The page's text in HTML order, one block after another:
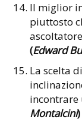
Il miglior
piuttosto
(Edward
La scelta
incontrare
Montalcini)